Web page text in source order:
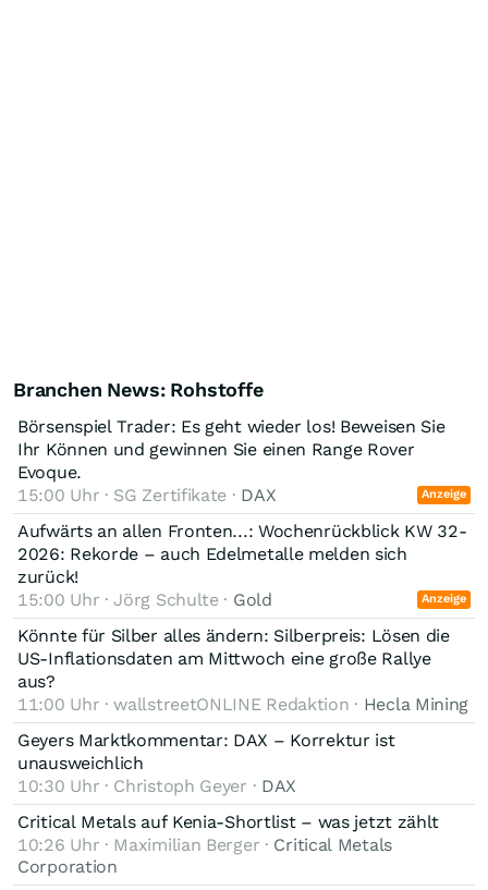
Branchen News: Rohstoffe
Börsenspiel Trader: Es geht wieder los! Beweisen Sie
Ihr Können und gewinnen Sie einen Range Rover
Evoque.
15:00 Uhr · SG Zertifikate · DAX Anzeige
Aufwärts an allen Fronten...: Wochenrückblick KW 32-
2026: Rekorde – auch Edelmetalle melden sich
zurück!
15:00 Uhr · Jörg Schulte · Gold Anzeige
Könnte für Silber alles ändern: Silberpreis: Lösen die
US-Inflationsdaten am Mittwoch eine große Rallye
aus?
11:00 Uhr · wallstreetONLINE Redaktion · Hecla Mining
Geyers Marktkommentar: DAX – Korrektur ist
unausweichlich
10:30 Uhr · Christoph Geyer · DAX
Critical Metals auf Kenia-Shortlist – was jetzt zählt
10:26 Uhr · Maximilian Berger · Critical Metals
Corporation